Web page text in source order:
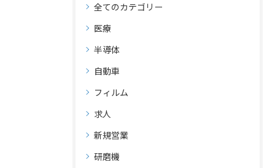
全てのカテゴリー
医療
半導体
自動車
フィルム
求人
新規営業
研磨機